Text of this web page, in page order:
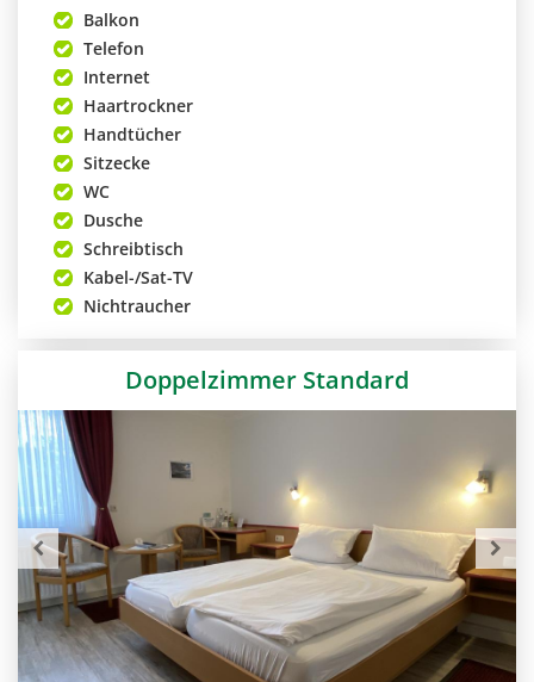
Balkon
Telefon
Internet
Haartrockner
Handtücher
Sitzecke
WC
Dusche
Schreibtisch
Kabel-/Sat-TV
Nichtraucher
Doppelzimmer Standard